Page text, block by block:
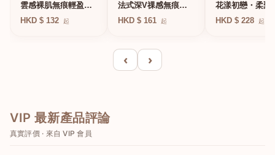
雲感裸肌無痕輕盈無
鋼圈內衣
HKD $ 132 起
法式深V祼感無痕果
凍軟支撐條無鋼圈內
HKD $ 161 起
花漾初戀・柔聚
圈蕾絲內衣
HKD $ 228 起
‹ ›
VIP 最新產品評論
真實評價 · 來自 VIP 會員